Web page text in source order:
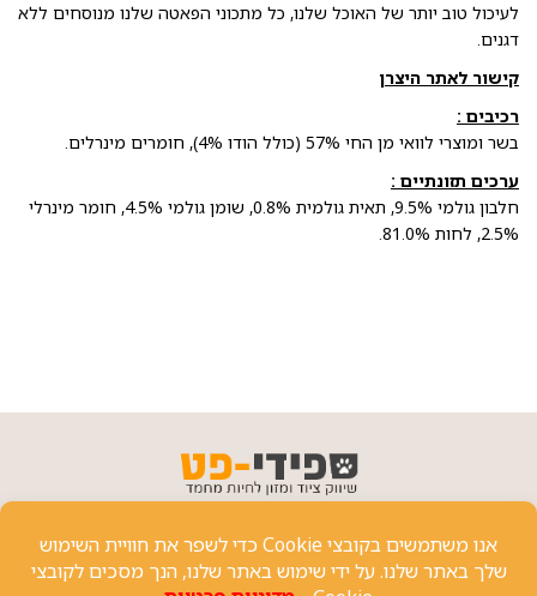
לעיכול טוב יותר של האוכל שלנו, כל מתכוני הפאטה שלנו מנוסחים ללא
דגנים.
קישור לאתר היצרן
רכיבים :
בשר ומוצרי לוואי מן החי 57% (כולל הודו 4%), חומרים מינרלים.
ערכים תזונתיים :
חלבון גולמי 9.5%, תאית גולמית 0.8%, שומן גולמי 4.5%, חומר מינרלי
2.5%, לחות 81.0%.
פרטי יצירת קשר